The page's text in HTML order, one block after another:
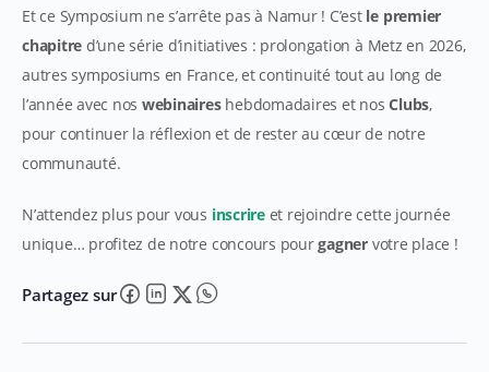
Et ce Symposium ne s’arrête pas à Namur ! C’est le premier
chapitre d’une série d’initiatives : prolongation à Metz en 2026,
autres symposiums en France, et continuité tout au long de
l’année avec nos webinaires hebdomadaires et nosClubs,
pour continuer la réflexion et de rester au cœur de notre
communauté.
N’attendez plus pour vous inscrireet rejoindre cette journée
unique… profitez de notre concours pourgagner votre place !
Partagez sur